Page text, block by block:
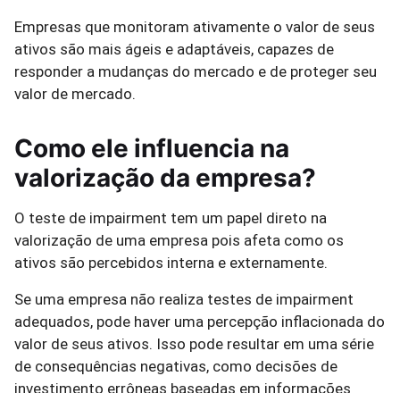
Empresas que monitoram ativamente o valor de seus
ativos são mais ágeis e adaptáveis, capazes de
responder a mudanças do mercado e de proteger seu
valor de mercado.
Como ele influencia na
valorização da empresa?
O teste de impairment tem um papel direto na
valorização de uma empresa pois afeta como os
ativos são percebidos interna e externamente.
Se uma empresa não realiza testes de impairment
adequados, pode haver uma percepção inflacionada do
valor de seus ativos. Isso pode resultar em uma série
de consequências negativas, como decisões de
investimento errôneas baseadas em informações